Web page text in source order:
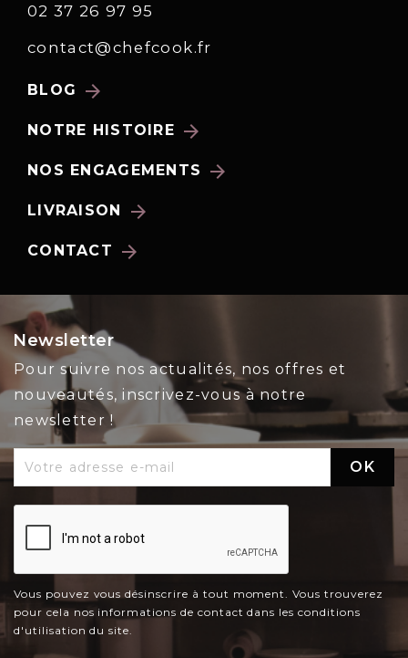
02 37 26 97 95
contact@chefcook.fr
BLOG arrow_forward
NOTRE HISTOIRE arrow_forward
NOS ENGAGEMENTS arrow_forward
LIVRAISON arrow_forward
CONTACT arrow_forward
Newsletter
Pour suivre nos actualités, nos offres et
nouveautés, inscrivez-vous à notre
newsletter !
Vous pouvez vous désinscrire à tout moment. Vous trouverez
pour cela nos informations de contact dans les conditions
d'utilisation du site.